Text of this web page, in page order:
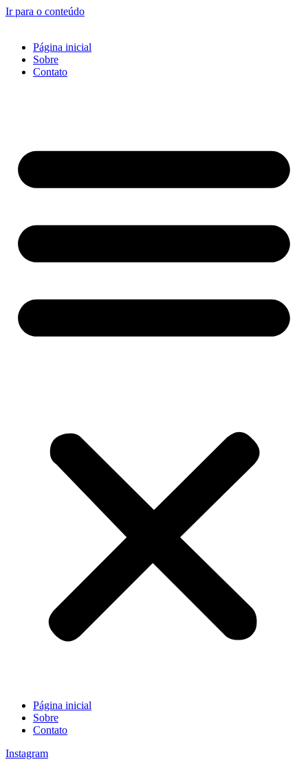
Ir para o conteúdo
Página inicial
Sobre
Contato
Página inicial
Sobre
Contato
Instagram